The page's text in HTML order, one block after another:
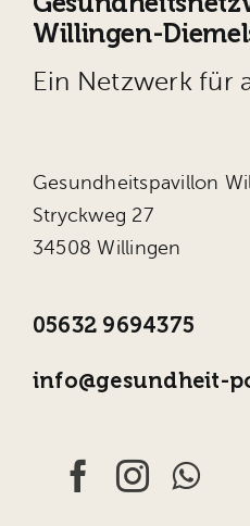
Willingen-
Ein Netzwerk für
Gesundheitspavillon
Stryckweg 27
34508 Willingen
05632 9694375
info@gesundheit-